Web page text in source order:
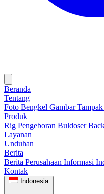
Beranda
Tentang
Foto Bengkel Gambar
Produk
Rig Pengeboran Buldoser
Layanan
Unduhan
Berita
Berita Perusahaan Informasi
Kontak
Indonesia